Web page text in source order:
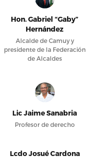
Hon. Gabriel “Gaby”
Hernández
Alcalde de Camuy y
presidente de la Federación
de Alcaldes
Lic Jaime Sanabria
Profesor de derecho
Lcdo Josué Cardona